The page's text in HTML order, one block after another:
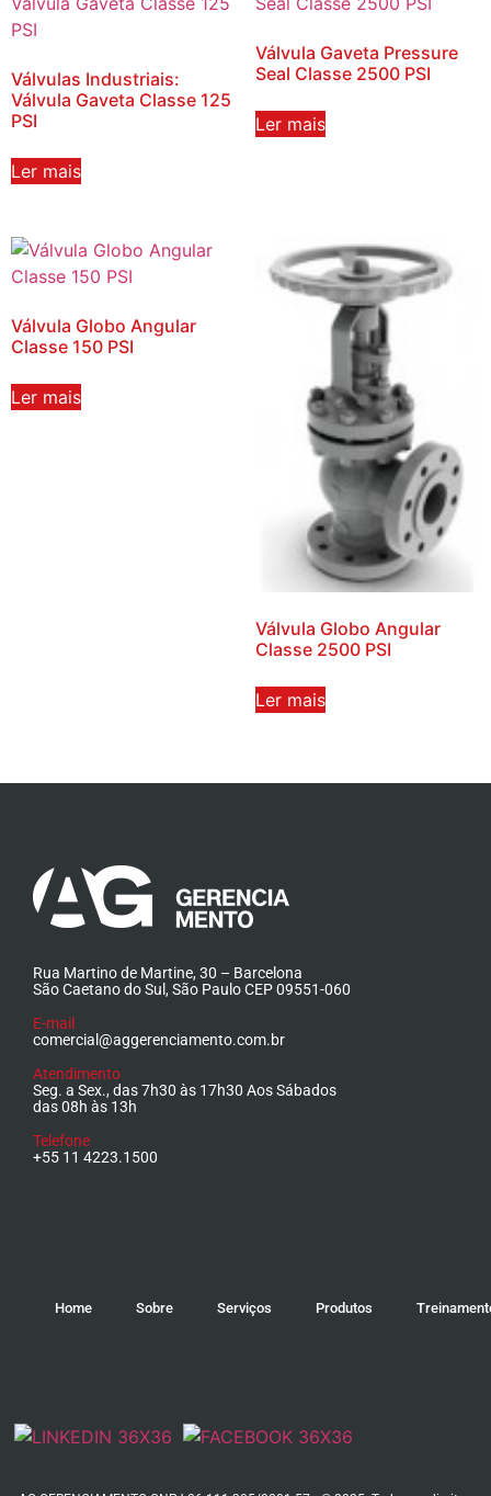
Válvulas Industriais:
Válvula Gaveta Classe 125
PSI
Ler mais
Válvula Gaveta Pressure
Seal Classe 2500 PSI
Ler mais
Válvula Globo Angular
Classe 150 PSI
Ler mais
Válvula Globo Angular
Classe 2500 PSI
Ler mais
Rua Martino de Martine, 30 – Barcelona
São Caetano do Sul, São Paulo CEP 09551-060
E-mail
comercial@aggerenciamento.com.br
Atendimento
Seg. a Sex., das 7h30 às 17h30 Aos Sábados
das 08h às 13h
Telefone
+55 11 4223.1500
Home Sobre Serviços Produtos